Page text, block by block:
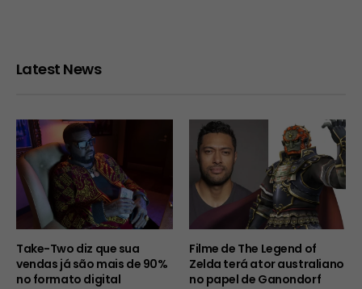
Latest News
Take-Two diz que sua
vendas já são mais de 90%
no formato digital
Filme de The Legend of
Zelda terá ator australiano
no papel de Ganondorf